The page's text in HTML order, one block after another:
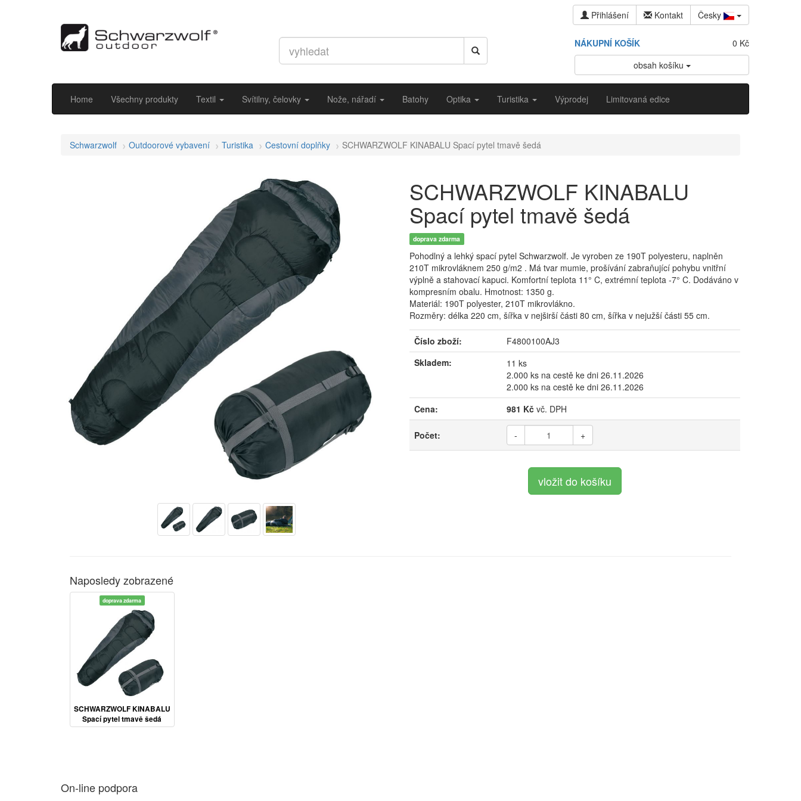
Přihlášení Kontakt Česky
0 Kč
NÁKUPNÍ KOŠÍK
obsah košíku
Home Všechny produkty Textil Svítilny, čelovky Nože, nářadí Batohy Optika Turistika Výprodej Limitovaná edice
Schwarzwolf Outdoorové vybavení Turistika Cestovní doplňky SCHWARZWOLF KINABALU Spací pytel tmavě šedá
SCHWARZWOLF KINABALU
Spací pytel tmavě šedá
doprava zdarma
Pohodlný a lehký spací pytel Schwarzwolf. Je vyroben ze 190T polyesteru, naplněn
210T mikrovláknem 250 g/m2 . Má tvar mumie, prošívání zabraňující pohybu vnitřní
výplně a stahovací kapuci. Komfortní teplota 11° C, extrémní teplota -7° C. Dodáváno v
kompresním obalu. Hmotnost: 1350 g.
Materiál: 190T polyester, 210T mikrovlákno.
Rozměry: délka 220 cm, šířka v nejširší části 80 cm, šířka v nejužší části 55 cm.
Číslo zboží:
F4800100AJ3
Skladem:
11 ks
2.000 ks na cestě ke dni 26.11.2026
2.000 ks na cestě ke dni 26.11.2026
Cena:
981 Kč vč. DPH
Počet: - +
Naposledy zobrazené
doprava zdarma
SCHWARZWOLF KINABALU
Spací pytel tmavě šedá
On-line podpora